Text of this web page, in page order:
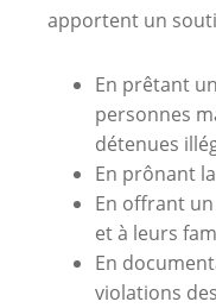
apportent un
En prêtant
personnes
détenues
En prônant
En offrant
et à leurs
En
violations